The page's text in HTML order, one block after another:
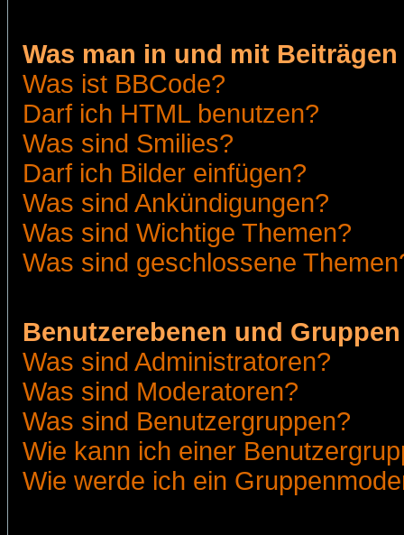
Was man in und mit
Was ist BBCode?
Darf ich HTML benutzen?
Was sind Smilies?
Darf ich Bilder einfügen?
Was sind Ankündigungen?
Was sind Wichtige Themen?
Was sind geschlossene
Benutzerebenen und Gruppen
Was sind Administratoren?
Was sind Moderatoren?
Was sind Benutzergruppen?
Wie kann ich einer
Wie werde ich ein